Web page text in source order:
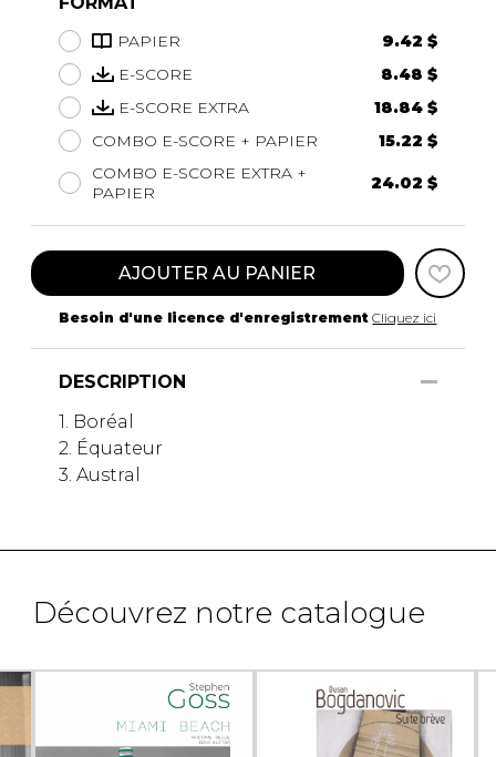
PAPIER
9.42 $
E-SCORE
8.48 $
E-SCORE EXTRA
18.84 $
COMBO E-SCORE + PAPIER
15.22 $
COMBO E-SCORE EXTRA +
PAPIER
24.02 $
AJOUTER AU PANIER
Besoin d'une licence d'enregistrement Cliquez ici
DESCRIPTION
1. Boréal
2. Équateur
3. Austral
Découvrez notre catalogue